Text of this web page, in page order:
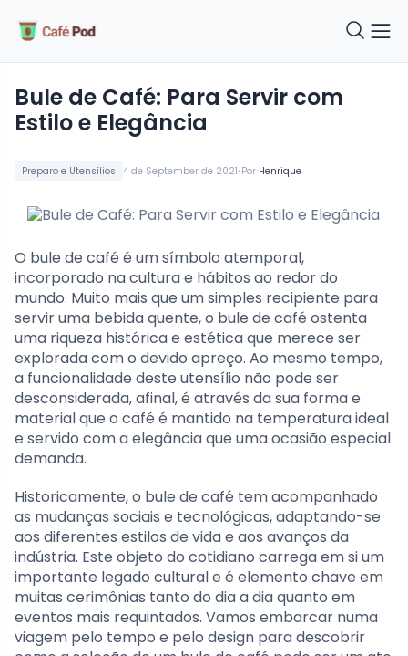
Preparo e Utensílios 4 de September de 2021•Por Henrique
Bule de Café: Para Servir com
Estilo e Elegância
O bule de café é um símbolo atemporal,
incorporado na cultura e hábitos ao redor do
mundo. Muito mais que um simples recipiente para
servir uma bebida quente, o bule de café ostenta
uma riqueza histórica e estética que merece ser
explorada com o devido apreço. Ao mesmo tempo,
a funcionalidade deste utensílio não pode ser
desconsiderada, afinal, é através da sua forma e
material que o café é mantido na temperatura ideal
e servido com a elegância que uma ocasião especial
demanda.
Historicamente, o bule de café tem acompanhado
as mudanças sociais e tecnológicas, adaptando-se
aos diferentes estilos de vida e aos avanços da
indústria. Este objeto do cotidiano carrega em si um
importante legado cultural e é elemento chave em
muitas cerimônias tanto do dia a dia quanto em
eventos mais requintados. Vamos embarcar numa
viagem pelo tempo e pelo design para descobrir